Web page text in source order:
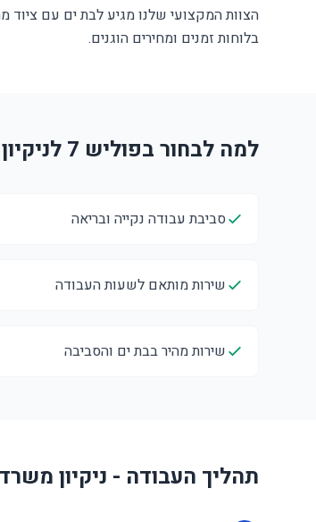
הצוות המקצועי שלנו מגיע לבת ים עם ציוד
בלוחות זמנים ומחירים הוגנים.
למה לבחור בפוליש 7 לניקיון משרדים בבת ים?
סביבת עבודה נקייה ובריאה
שירות מותאם לשעות העבודה
שירות מהיר בבת ים והסביבה
תהליך העבודה - ניקיון